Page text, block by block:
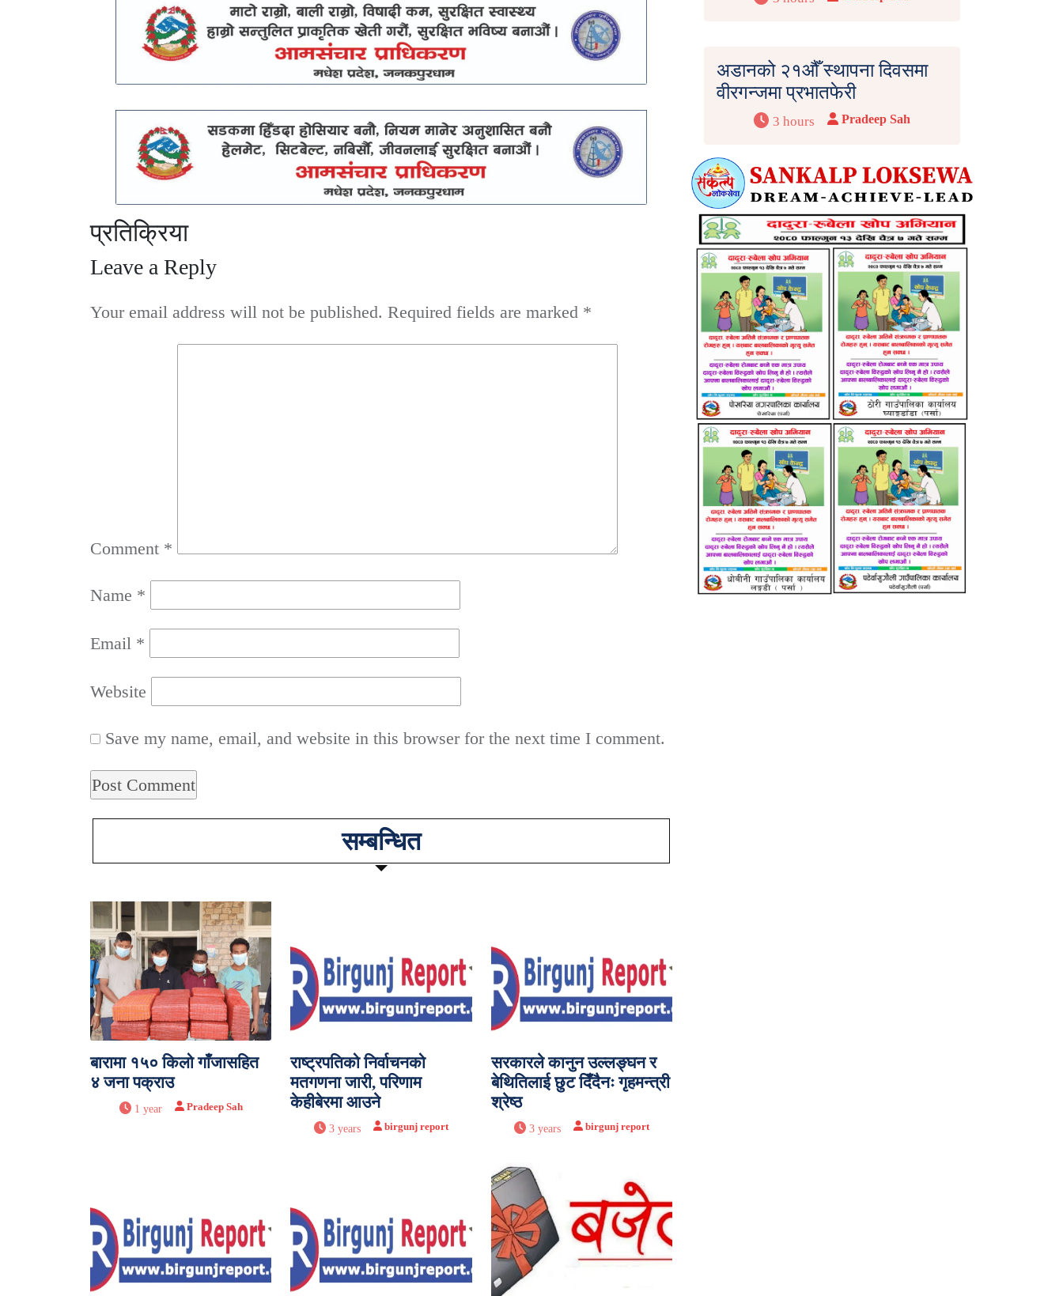
प्रतिक्रिया
Leave a Reply
Your email address will not be published. Required fields are marked *
Comment *
Name *
Email *
Website
Save my name, email, and website in this browser for the next time I comment.
सम्बन्धित
बारामा १५० किलो गाँजासहित
४ जना पक्राउ
1 year Pradeep Sah
राष्ट्रपतिको निर्वाचनको
मतगणना जारी, परिणाम
केहीबेरमा आउने
3 years birgunj report
सरकारले कानुन उल्लङ्घन र
बेथितिलाई छुट दिँदैनः गृहमन्त्री
श्रेष्ठ
3 years birgunj report
अडानको २१औँ स्थापना दिवसमा
वीरगन्जमा प्रभातफेरी
3 hours Pradeep Sah